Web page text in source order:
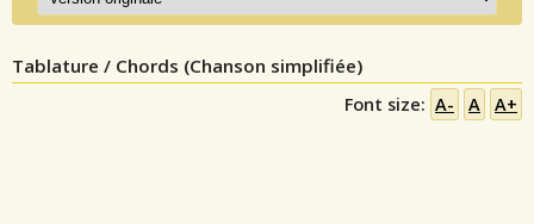
Tablature / Chords (Chanson simplifiée)
Font size: A- A A+